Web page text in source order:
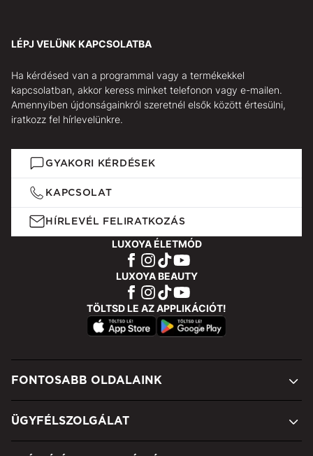
LÉPJ VELÜNK KAPCSOLATBA
Ha kérdésed van a programmal vagy a termékekkel
kapcsolatban, akkor keress minket telefonon vagy e-mailen.
Amennyiben újdonságainkról szeretnél elsők között értesülni,
iratkozz fel hírlevelünkre.
GYAKORI KÉRDÉSEK
KAPCSOLAT
HÍRLEVÉL FELIRATKOZÁS
LUXOYA ÉLETMÓD
LUXOYA BEAUTY
TÖLTSD LE AZ APPLIKÁCIÓT!
FONTOSABB OLDALAINK
ÜGYFÉLSZOLGÁLAT